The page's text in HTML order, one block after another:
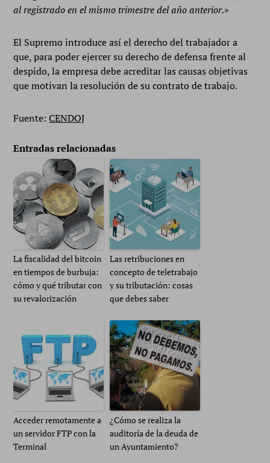
al registrado en el mismo trimestre del año anterior.»
El Supremo introduce así el derecho del trabajador a
que, para poder ejercer su derecho de defensa frente al
despido, la empresa debe acreditar las causas objetivas
que motivan la resolución de su contrato de trabajo.
Fuente:CENDOJ
Entradas relacionadas
La fiscalidad del bitcoin
en tiempos de burbuja:
cómo y qué tributar con
su revalorización
Las retribuciones en
concepto de teletrabajo
y su tributación: cosas
que debes saber
Acceder remotamente a
un servidor FTP con la
Terminal
¿Cómo se realiza la
auditoría de la deuda de
un Ayuntamiento?